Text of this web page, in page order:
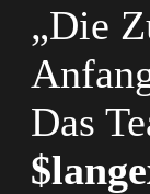
„Die
Das